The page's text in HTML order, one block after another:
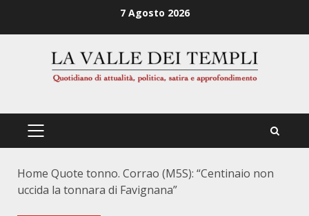
7 Agosto 2026
PRIMÄRES
Home Quote tonno. Corrao (M5S): “Centinaio non
uccida la tonnara di Favignana”